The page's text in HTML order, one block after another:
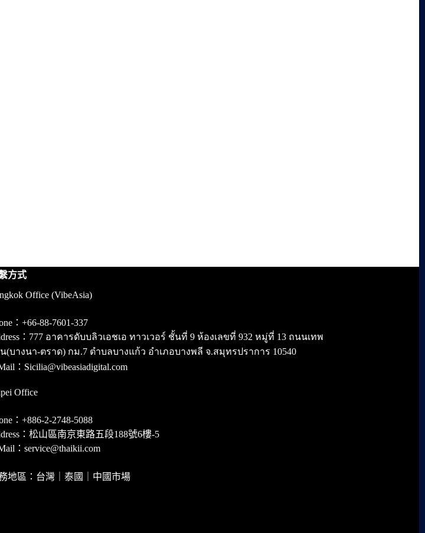
方式
Office (VibeAsia)
：+66-88-7601-337
：777 อาคารดับบลิวเอชเอ ทาวเวอร์ ชั้นที่ 9 ห้องเลขที่ 932 หมู่ที่ 13 ถนนเทพ
(บางนา-ตราด) กม.7 ตำบลบางแก้ว อำเภอบางพลี จ.สมุทรปราการ 10540
：Sicilia@vibeasiadigital.com
Office
：+886-2-2748-5088
：松山區南京東路五段188號6樓-5
：service@thaikii.com
地區：台灣｜泰國｜中國市場